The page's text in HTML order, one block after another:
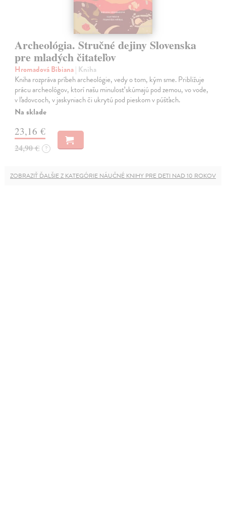
Archeológia. Stručné dejiny Slovenska
pre mladých čitateľov
Hromadová Bibiana| Kniha
Kniha rozpráva príbeh archeológie, vedy o tom, kým sme. Približuje
prácu archeológov, ktorí našu minulosť skúmajú pod zemou, vo vode,
v ľadovcoch, v jaskyniach či ukrytú pod pieskom v púšťach.
Na sklade
23,16 €
24,90 € ?
ZOBRAZIŤ ĎALŠIE Z KATEGÓRIE NÁUČNÉ KNIHY PRE DETI NAD 10 ROKOV